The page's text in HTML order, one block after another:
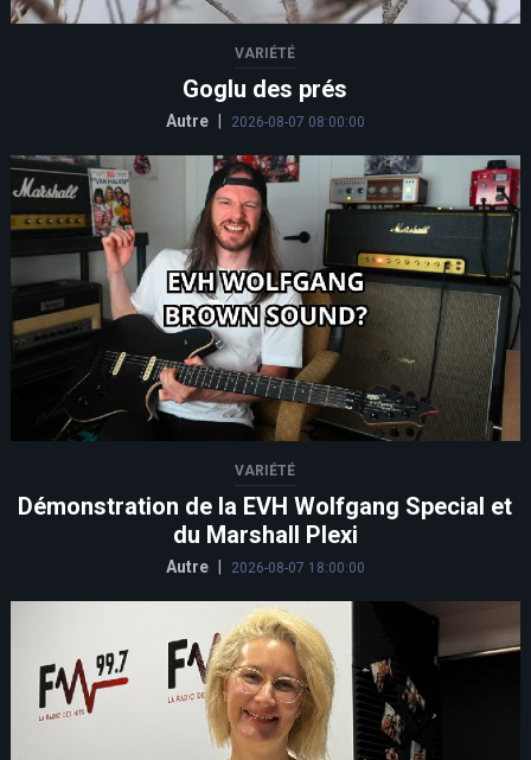
VARIÉTÉ
Goglu des prés
Autre | 2026-08-07 08:00:00
VARIÉTÉ
Démonstration de la EVH Wolfgang Special et
du Marshall Plexi
Autre 2026-08-07 18:00:00